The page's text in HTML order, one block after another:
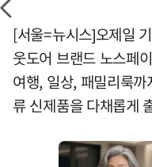
[서울=뉴시스]오제일
웃도어 브랜드 노스페
여행, 일상, 패밀리룩
류 신제품을 다채롭게